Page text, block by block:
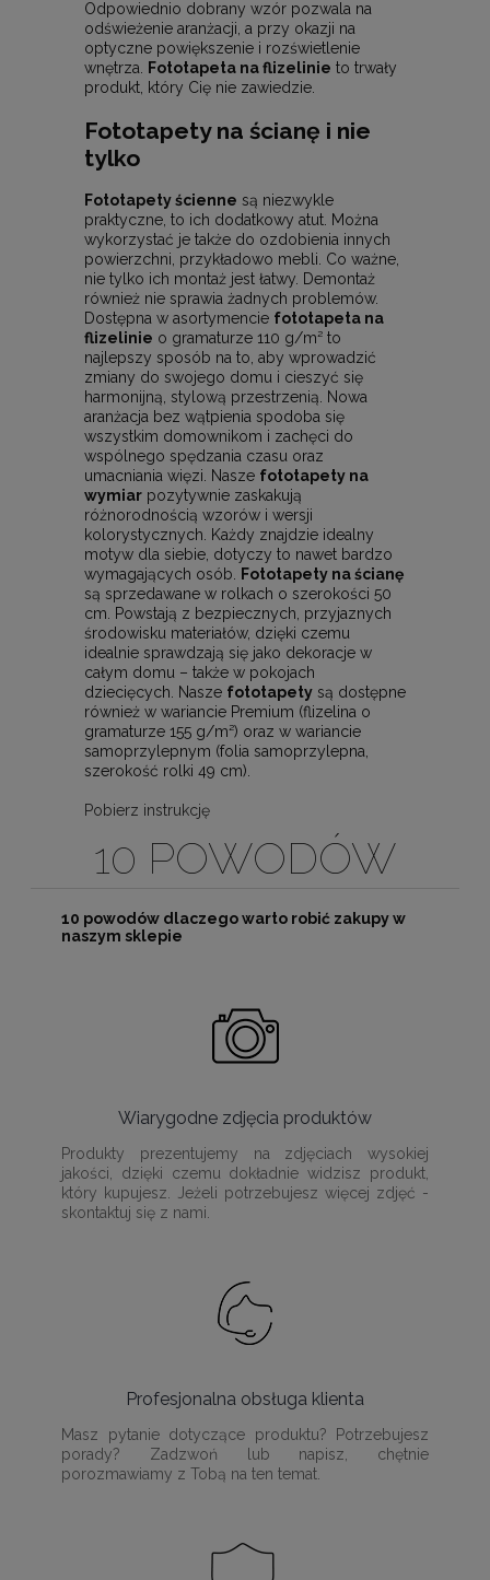
Odpowiednio dobrany wzór pozwala na
odświeżenie aranżacji, a przy okazji na
optyczne powiększenie i rozświetlenie
wnętrza.
Fototapeta na flizelinie to trwały
produkt, który Cię nie zawiedzie.
Fototapety na ścianę i nie
tylko
Fototapety ścienne są niezwykle
praktyczne, to ich dodatkowy atut. Można
wykorzystać je także do ozdobienia innych
powierzchni, przykładowo mebli. Co ważne,
nie tylko ich montaż jest łatwy. Demontaż
również nie sprawia żadnych problemów.
Dostępna w asortymencie fototapeta na
flizelinie o gramaturze 110 g/m² to
najlepszy sposób na to, aby wprowadzić
zmiany do swojego domu i cieszyć się
harmonijną, stylową przestrzenią. Nowa
aranżacja bez wątpienia spodoba się
wszystkim domownikom i zachęci do
wspólnego spędzania czasu oraz
umacniania więzi. Nasze fototapety na
wymiar pozytywnie zaskakują
różnorodnością wzorów i wersji
kolorystycznych. Każdy znajdzie idealny
motyw dla siebie, dotyczy to nawet bardzo
wymagających osób.
Fototapety na ścianę
są sprzedawane w rolkach o szerokości 50
cm. Powstają z bezpiecznych, przyjaznych
środowisku materiałów, dzięki czemu
idealnie sprawdzają się jako dekoracje w
całym domu – także w pokojach
dziecięcych. Nasze fototapety są dostępne
również w wariancie Premium (flizelina o
gramaturze 155 g/m²) oraz w wariancie
samoprzylepnym (folia samoprzylepna,
szerokość rolki 49 cm).
Pobierz instrukcję
10 POWODÓW
10 powodów dlaczego warto robić zakupy w
naszym sklepie
Wiarygodne zdjęcia produktów
Produkty prezentujemy na zdjęciach wysokiej
jakości, dzięki czemu dokładnie widzisz produkt,
który kupujesz. Jeżeli potrzebujesz więcej zdjęć -
skontaktuj się z nami.
Profesjonalna obsługa klienta
Masz pytanie dotyczące produktu? Potrzebujesz
porady? Zadzwoń lub napisz, chętnie
porozmawiamy z Tobą na ten temat.